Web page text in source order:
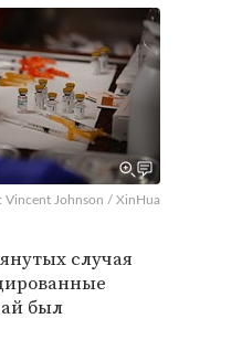
Vincent Johnson / XinHua
случая
был